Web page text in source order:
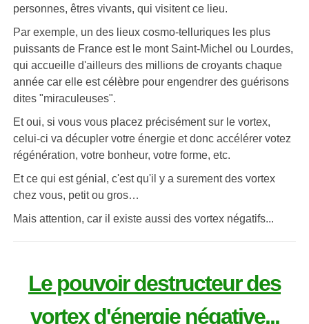
personnes, êtres vivants, qui visitent ce lieu.
Par exemple, un des lieux cosmo-telluriques les plus
puissants de France est le mont Saint-Michel ou Lourdes,
qui accueille d'ailleurs des millions de croyants chaque
année car elle est célèbre pour engendrer des guérisons
dites "miraculeuses".
Et oui, si vous vous placez précisément sur le vortex,
celui-ci va décupler votre énergie et donc accélérer votez
régénération, votre bonheur, votre forme, etc.
Et ce qui est génial, c'est qu'il y a surement des vortex
chez vous, petit ou gros…
Mais attention, car il existe aussi des vortex négatifs...
Le pouvoir destructeur des
vortex d'énergie négative...